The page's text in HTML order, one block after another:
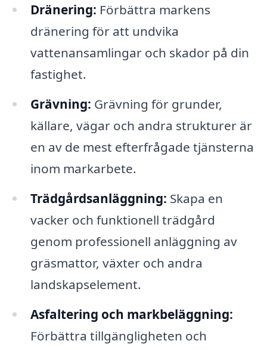
Dränering: Förbättra markens
dränering för att undvika
vattenansamlingar och skador på din
fastighet.
Grävning: Grävning för grunder,
källare, vägar och andra strukturer är
en av de mest efterfrågade tjänsterna
inom markarbete.
Trädgårdsanläggning: Skapa en
vacker och funktionell trädgård
genom professionell anläggning av
gräsmattor, växter och andra
landskapselement.
Asfaltering och markbeläggning:
Förbättra tillgängligheten och